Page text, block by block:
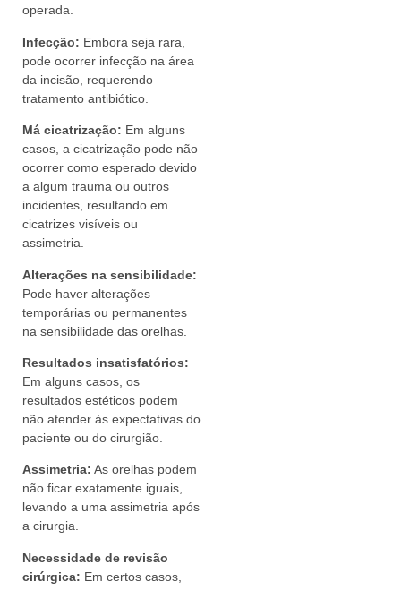
operada.
Infecção: Embora seja rara,
pode ocorrer infecção na área
da incisão, requerendo
tratamento antibiótico.
Má cicatrização: Em alguns
casos, a cicatrização pode não
ocorrer como esperado devido
a algum trauma ou outros
incidentes, resultando em
cicatrizes visíveis ou
assimetria.
Alterações na sensibilidade:
Pode haver alterações
temporárias ou permanentes
na sensibilidade das orelhas.
Resultados insatisfatórios:
Em alguns casos, os
resultados estéticos podem
não atender às expectativas do
paciente ou do cirurgião.
Assimetria: As orelhas podem
não ficar exatamente iguais,
levando a uma assimetria após
a cirurgia.
Necessidade de revisão
cirúrgica: Em certos casos,